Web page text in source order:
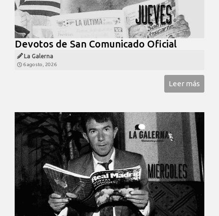
Devotos de San Comunicado Oficial
La Galerna
6 agosto, 2026
Leer más